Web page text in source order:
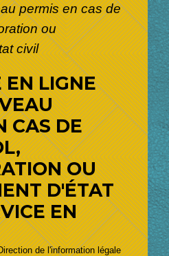
permis en cas de
ou
civil
LIGNE
CAS DE
OU
D'ÉTAT
EN
de l'information légale